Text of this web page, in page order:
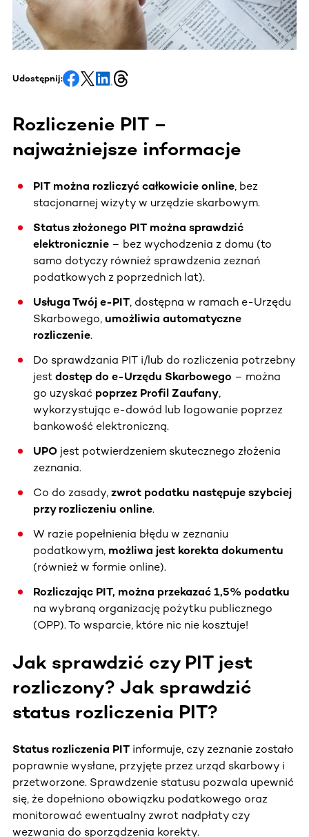
Udostępnij:
Rozliczenie PIT –
najważniejsze informacje
PIT można rozliczyć całkowicie online, bez
stacjonarnej wizyty w urzędzie skarbowym.
Status złożonego PIT można sprawdzić
elektronicznie – bez wychodzenia z domu (to
samo dotyczy również sprawdzenia zeznań
podatkowych z poprzednich lat).
Usługa Twój e-PIT, dostępna w ramach e-Urzędu
Skarbowego, umożliwia automatyczne
rozliczenie.
Do sprawdzania PIT i/lub do rozliczenia potrzebny
jest dostęp do e-Urzędu Skarbowego – można
go uzyskać poprzez Profil Zaufany,
wykorzystując e-dowód lub logowanie poprzez
bankowość elektroniczną.
UPO jest potwierdzeniem skutecznego złożenia
zeznania.
Co do zasady, zwrot podatku następuje szybciej
przy rozliczeniu online.
W razie popełnienia błędu w zeznaniu
podatkowym, możliwa jest korekta dokumentu
(również w formie online).
Rozliczając PIT, można przekazać 1,5% podatku
na wybraną organizację pożytku publicznego
(OPP). To wsparcie, które nic nie kosztuje!
Jak sprawdzić czy PIT jest
rozliczony? Jak sprawdzić
status rozliczenia PIT?
Status rozliczenia PIT informuje, czy zeznanie zostało
poprawnie wysłane, przyjęte przez urząd skarbowy i
przetworzone. Sprawdzenie statusu pozwala upewnić
się, że dopełniono obowiązku podatkowego oraz
monitorować ewentualny zwrot nadpłaty czy
wezwania do sporządzenia korekty.